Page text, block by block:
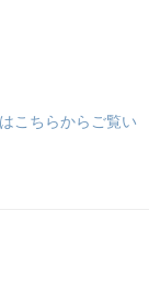
こちらからご覧い